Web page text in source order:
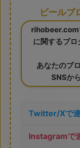
ビールブ
rihobeer.com
に関するブ
あなたのブ
SNSか
Twitter/Xで
Instagramで